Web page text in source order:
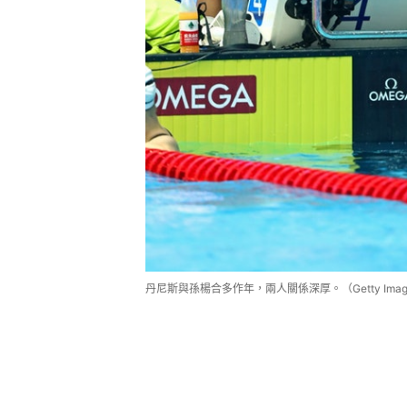
丹尼斯與孫楊合多作年，兩人關係深厚。（Getty